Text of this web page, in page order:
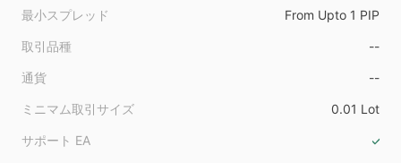
最小スプレッド From Upto 1 PIP
取引品種 --
通貨 --
ミニマム取引サイズ 0.01 Lot
サポート EA